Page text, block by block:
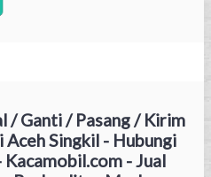
/ Ganti / Pasang / Kirim
Singkil - Hubungi
- Jual